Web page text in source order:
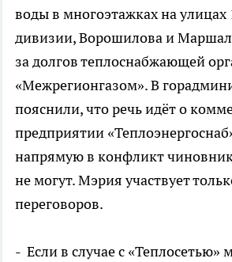
воды в многоэтажках на улицах
дивизии, Ворошилова и
за долгов теплоснабжающей
«Межрегионгазом». В
пояснили, что речь идёт о
предприятии
напрямую в конфликт
не могут. Мэрия участвует
переговоров.
- Если в случае с